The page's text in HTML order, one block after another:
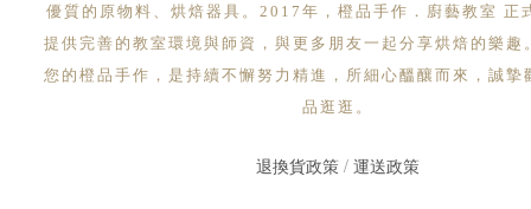
優質的原物料、烘焙器具。2017年，橙品手作．廚藝教室 正
提供完善的教室環境與師資，與更多朋友一起分享烘焙的樂趣
您的橙品手作，是持續不懈努力精進，所細心醞釀而來，誠摯
品逛逛。
退換貨政策/ 運送政策